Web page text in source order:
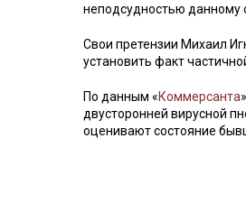
неподсудностью данному
Свои претензии Михаил
установить факт
По данным «Коммерсанта
двусторонней вирусной
оценивают состояние